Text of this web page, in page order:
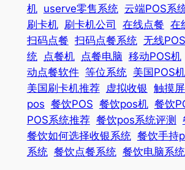
机 userve零售系统 云端POS系
刷卡机 刷卡机公司 在线点餐 在
扫码点餐 扫码点餐系统 无线POS
统
点餐机 点餐电脑 移动POS机
动点餐软件 等位系统 美国POS机
美国刷卡机推荐 虚拟收银 触摸
pos 餐饮POS 餐饮pos机 餐饮
POS系统推荐 餐饮pos系统评测
餐饮如何选择收银系统 餐饮手持
系统 餐饮点餐系统 餐饮电脑系统